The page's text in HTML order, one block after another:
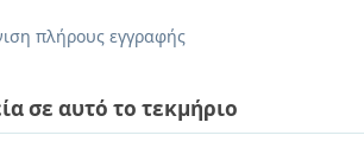
πλήρους εγγραφής
σε αυτό το τεκμήριο